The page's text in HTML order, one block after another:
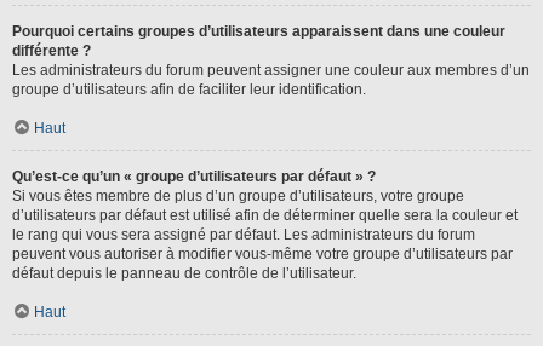
Pourquoi certains groupes d’utilisateurs apparaissent dans une couleur
différente ?
Les administrateurs du forum peuvent assigner une couleur aux membres d’un
groupe d’utilisateurs afin de faciliter leur identification.
Haut
Qu’est-ce qu’un « groupe d’utilisateurs par défaut » ?
Si vous êtes membre de plus d’un groupe d’utilisateurs, votre groupe
d’utilisateurs par défaut est utilisé afin de déterminer quelle sera la couleur et
le rang qui vous sera assigné par défaut. Les administrateurs du forum
peuvent vous autoriser à modifier vous-même votre groupe d’utilisateurs par
défaut depuis le panneau de contrôle de l’utilisateur.
Haut